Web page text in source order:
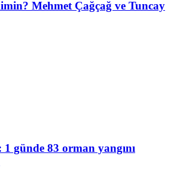
Mehmet Çağçağ ve Tuncay
günde 83 orman yangını